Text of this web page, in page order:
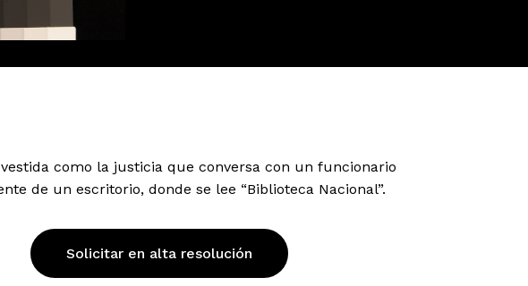
como la justicia que conversa con un funcionario
de un escritorio, donde se lee “Biblioteca Nacional”.
Solicitar en alta resolución